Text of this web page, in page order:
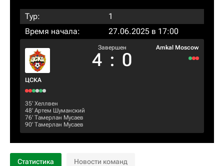
Тур:
1
Время начала:
27.06.2025 в 17:00
ЦСКА
Завершен
4 : 0
Amkal Moscow
35‎’‎ Хеллвен
48‎’‎ Артем Шуманский
76‎’‎ Тамерлан Мусаев
90‎’‎ Тамерлан Мусаев
Статистика Новости команд